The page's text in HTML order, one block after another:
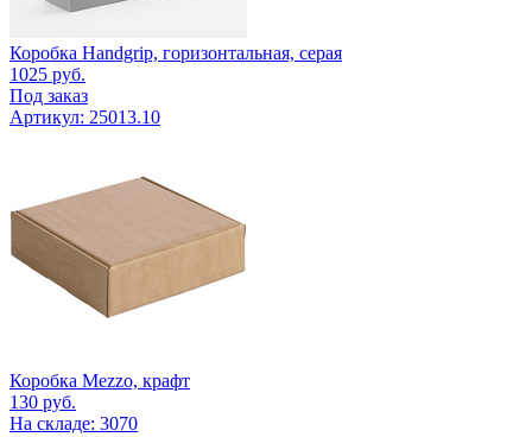
Коробка Handgrip, горизонтальная, серая
1025 руб.
Под заказ
Артикул: 25013.10
Коробка Mezzo, крафт
130 руб.
На складе: 3070